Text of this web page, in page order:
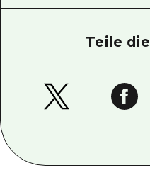
Teile